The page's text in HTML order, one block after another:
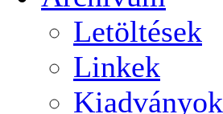
Letöltések
Linkek
Kiadványok